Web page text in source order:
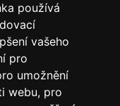
používá
vašeho
pro
umožnění
webu, pro
RR vhodný pro